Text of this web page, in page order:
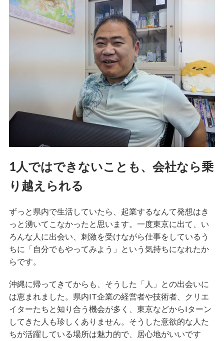
1人ではできないことも、会社なら乗
り越えられる
ずっと県内で生活していたら、起業するなんて発想はき
っと湧いてこなかったと思います。一度東京に出て、い
ろんな人に出会い、刺激を受けながら仕事をしているう
ちに「自分でもやってみよう」という気持ちになれたか
らです。
沖縄に帰ってきてからも、そうした「人」との出会いに
は恵まれました。県内IT企業の経営者や技術者、クリエ
イターたちと知り合う機会が多く、東京などからIターン
してきた人も珍しくありません。そうした意欲的な人た
ちが活躍している場所は魅力的で、居心地がいいです